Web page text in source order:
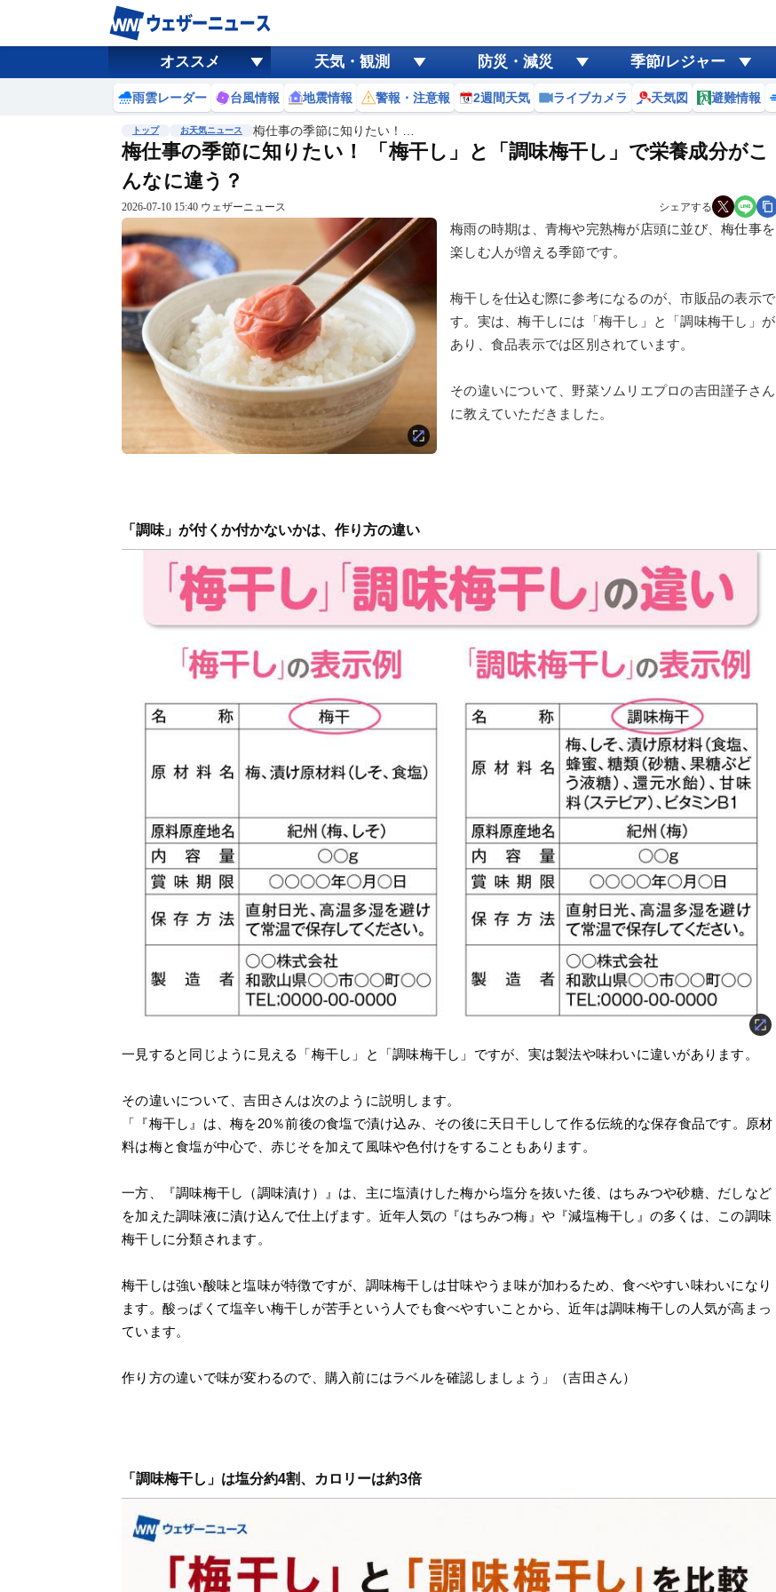
オススメ 天気・観測 防災・減災 季節/レジャー
雨雲レーダー 台風情報 地震情報 警報・注意報 2週間天気 ライブカメラ 天気図 避難情報
トップ お天気ニュース 梅仕事の季節に知りたい！…
梅仕事の季節に知りたい！ 「梅干し」と「調味梅干し」で栄養成分がこ
んなに違う？
2026-07-10 15:40 ウェザーニュース シェアする
梅雨の時期は、青梅や完熟梅が店頭に並び、梅仕事を
楽しむ人が増える季節です。
梅干しを仕込む際に参考になるのが、市販品の表示で
す。実は、梅干しには「梅干し」と「調味梅干し」が
あり、食品表示では区別されています。
その違いについて、野菜ソムリエプロの吉田謹子さん
に教えていただきました。
「調味」が付くか付かないかは、作り方の違い
一見すると同じように見える「梅干し」と「調味梅干し」ですが、実は製法や味わいに違いがあります。
その違いについて、吉田さんは次のように説明します。
「『梅干し』は、梅を20％前後の食塩で漬け込み、その後に天日干しして作る伝統的な保存食品です。原材
料は梅と食塩が中心で、赤じそを加えて風味や色付けをすることもあります。
一方、『調味梅干し（調味漬け）』は、主に塩漬けした梅から塩分を抜いた後、はちみつや砂糖、だしなど
を加えた調味液に漬け込んで仕上げます。近年人気の『はちみつ梅』や『減塩梅干し』の多くは、この調味
梅干しに分類されます。
梅干しは強い酸味と塩味が特徴ですが、調味梅干しは甘味やうま味が加わるため、食べやすい味わいになり
ます。酸っぱくて塩辛い梅干しが苦手という人でも食べやすいことから、近年は調味梅干しの人気が高まっ
ています。
作り方の違いで味が変わるので、購入前にはラベルを確認しましょう」（吉田さん）
「調味梅干し」は塩分約4割、カロリーは約3倍